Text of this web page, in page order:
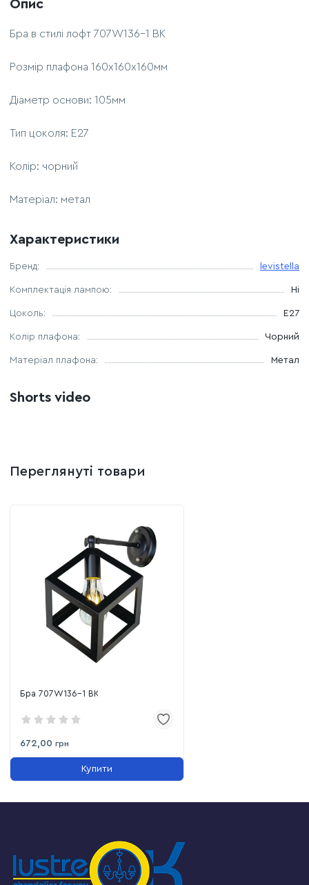
Опис
Бра в стилі лофт 707W136-1 BK
Розмір плафона 160х160х160мм
Діаметр основи: 105мм
Тип цоколя: Е27
Колір: чорний
Матеріал: метал
Характеристики
Бренд: levistella
Комплектація лампою: Ні
Цоколь: E27
Колір плафона: Чорний
Матеріал плафона: Метал
Shorts video
Переглянуті товари
Бра 707W136-1 BK
672,00 грн
Купити